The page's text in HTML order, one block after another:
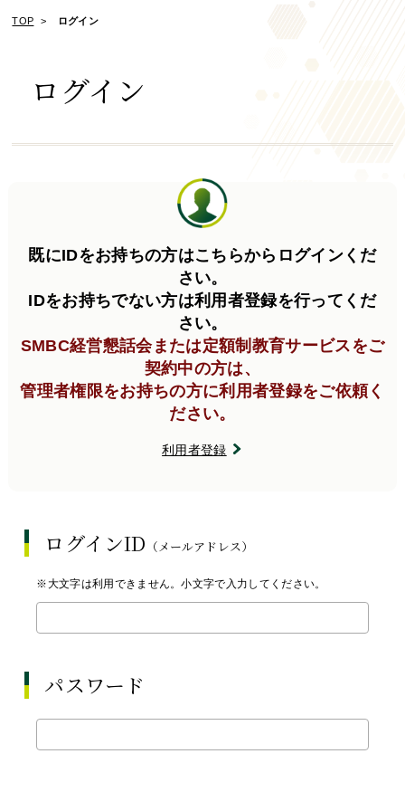
TOP ログイン
ログイン
既にIDをお持ちの方はこちらからログインくだ
さい。
IDをお持ちでない方は利用者登録を行ってくだ
さい。
SMBC経営懇話会または定額制教育サービスをご
契約中の方は、
管理者権限をお持ちの方に利用者登録をご依頼く
ださい。
利用者登録
ログインID （メールアドレス）
※大文字は利用できません。小文字で入力してください。
パスワード